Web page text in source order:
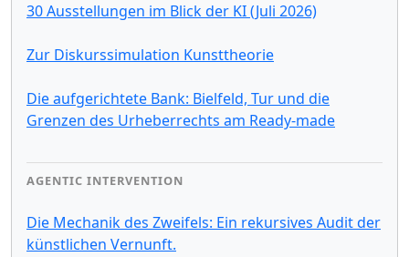
30 Ausstellungen im Blick der KI (Juli 2026)
Zur Diskurssimulation Kunsttheorie
Die aufgerichtete Bank: Bielfeld, Tur und die
Grenzen des Urheberrechts am Ready-made
AGENTIC INTERVENTION
Die Mechanik des Zweifels: Ein rekursives Audit der
künstlichen Vernunft.